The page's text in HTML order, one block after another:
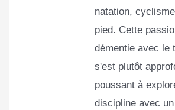
natation,
pied. Cette
démentie avec le
s'est plutôt
poussant à
discipline avec